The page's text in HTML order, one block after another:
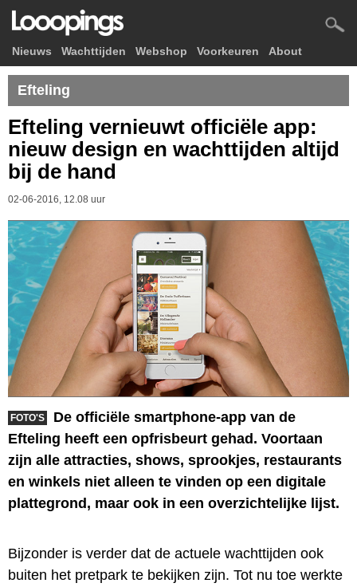
Nieuws Wachttijden Webshop Voorkeuren About
Efteling
Efteling vernieuwt officiële app:
nieuw design en wachttijden altijd
bij de hand
02-06-2016, 12.08 uur
FOTO'S
De officiële smartphone-app van de
Efteling heeft een opfrisbeurt gehad. Voortaan
zijn alle attracties, shows, sprookjes, restaurants
en winkels niet alleen te vinden op een digitale
plattegrond, maar ook in een overzichtelijke lijst.
Bijzonder is verder dat de actuele wachttijden ook
buiten het pretpark te bekijken zijn. Tot nu toe werkte